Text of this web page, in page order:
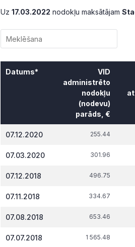
Uz 17.03.2022 nodokļu maksātājam
Datums*
VID
administrēto
nodokļu
(nodevu)
parāds, €
nodokļu
parāds, €
07.12.2020 255.44
07.03.2020 301.96
07.12.2018 496.75
07.11.2018 334.67
07.08.2018 653.46
07.07.2018 1 565.48